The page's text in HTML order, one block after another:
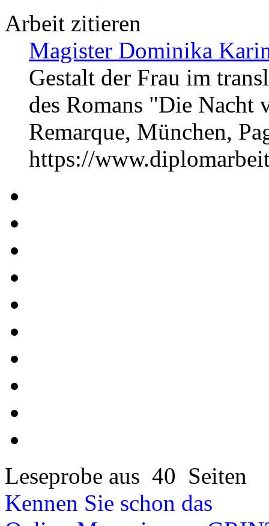
Arbeit zitieren
Magister Dominika
Gestalt der Frau im
des Romans "Die
Remarque, München,
https://
Leseprobe aus 40 Seiten
Kennen Sie schon das